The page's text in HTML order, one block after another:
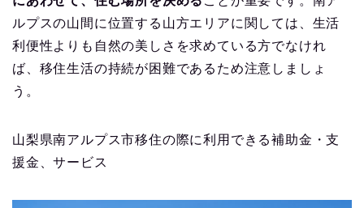
ルプスの山間に位置する山方エリアに関しては、生活
利便性よりも自然の美しさを求めている方でなけれ
ば、移住生活の持続が困難であるため注意しましょ
う。
山梨県南アルプス市移住の際に利用できる補助金・支
援金、サービス